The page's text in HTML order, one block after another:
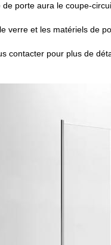
porte aura le coupe-
verre et les matériels de
contacter pour plus de